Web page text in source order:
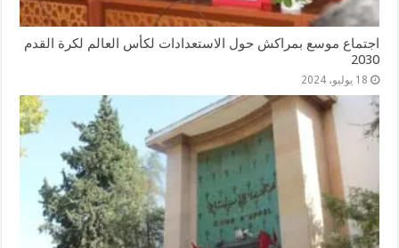
اجتماع موسع بمراكش حول الاستعدادات لكأس العالم لكرة القدم
2030
18 يوليو، 2024